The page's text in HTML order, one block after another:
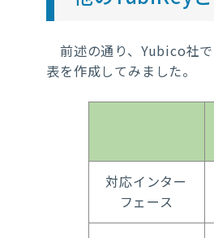
前述の通り、 Yubico社
表を作成してみました。
対応インター
フェース